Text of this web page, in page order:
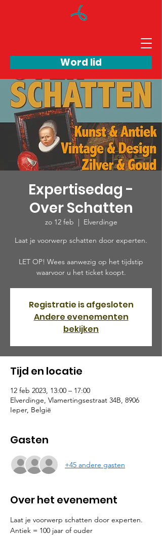
Word lid
Expertisedag -
Over Schatten
zo 12 feb
  |
Elverdinge
Laat je voorwerp schatten door experten.
LET OP! Wees aanwezig op het tijdstip
waarvoor u het ticket koopt.
Registratie is afgesloten
Andere evenementen
bekijken
Tijd en locatie
12 feb 2023, 13:00 – 17:00
Elverdinge, Vlamertingsestraat 34B, 8906
Ieper, België
Gasten
+45 andere gasten
Over het evenement
Laat je voorwerp schatten door experten.
Antiek = 100 jaar of ouder